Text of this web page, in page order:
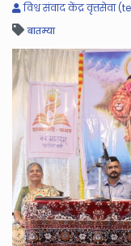
विश्व संवाद केंद्र वृत्तसेवा
बातम्या